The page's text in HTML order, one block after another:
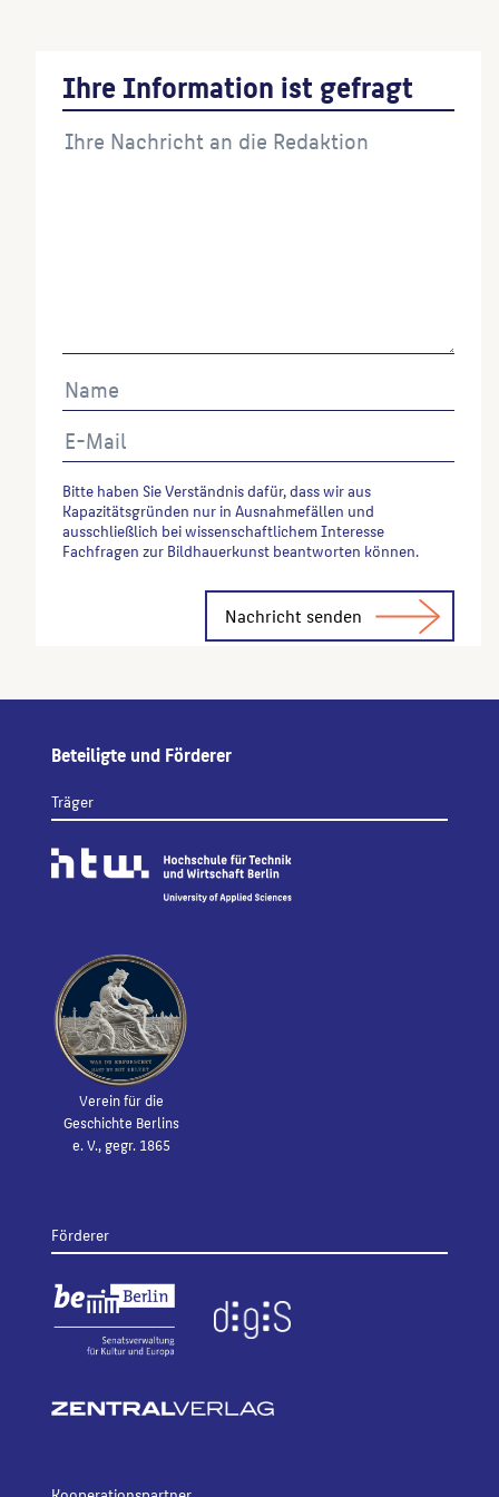
Ihre Information ist gefragt
Bitte haben Sie Verständnis dafür, dass wir aus
Kapazitätsgründen nur in Ausnahmefällen und
ausschließlich bei wissenschaftlichem Interesse
Fachfragen zur Bildhauerkunst beantworten können.
Beteiligte und Förderer
Träger
Verein für die
Geschichte Berlins
e. V., gegr. 1865
Förderer